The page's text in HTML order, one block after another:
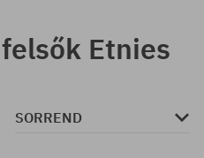
Etnies
SORREND